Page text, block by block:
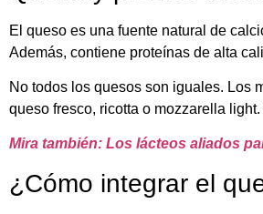
El queso es una fuente natural de
Además, contiene proteínas de alta
No todos los quesos son iguales. Los
queso fresco, ricotta o mozzarella
Mira también: Los lácteos aliados
¿Cómo integrar el